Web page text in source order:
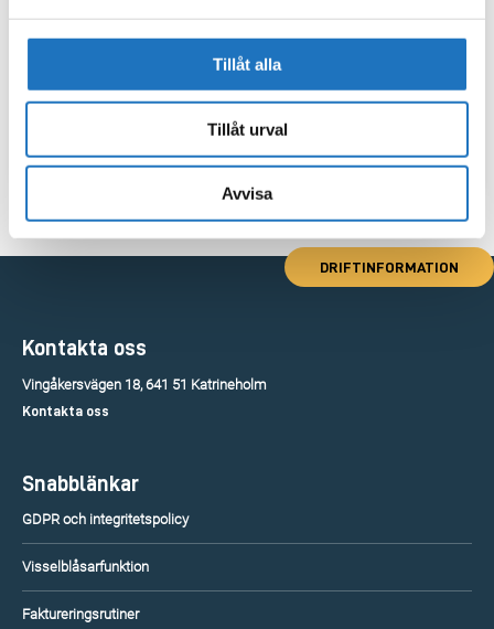
Tillåt alla
Tillåt urval
Avvisa
DRIFTINFORMATION
Kontakta oss
Vingåkersvägen 18, 641 51 Katrineholm
Kontakta oss
Snabblänkar
GDPR och integritetspolicy
Visselblåsarfunktion
Faktureringsrutiner